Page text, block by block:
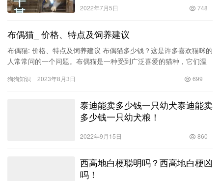
2022年7月5日 748
布偶猫_ 价格、特点及饲养建议
布偶猫: 价格、特点及饲养建议 布偶猫多少钱？这是许多喜欢猫咪的
人常常问的一个问题。布偶猫是一种受到广泛喜爱的猫种，它们温
探…
狗狗知识 2023年8月3日 699
泰迪能卖多少钱一只幼犬泰迪能卖
多少钱一只幼犬粮！
2022年9月15日 860
西高地白梗聪明吗？西高地白梗凶
吗！